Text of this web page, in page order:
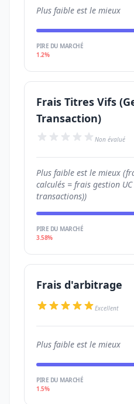
Plus faible est le mieux
PIRE DU MARCHÉ
1.2%
Frais Titres Vifs
Transaction)
Non évalué
Plus faible est le mieux
calculés = frais gestion
transactions))
PIRE DU MARCHÉ
3.58%
Frais d'arbitrage
Excellent
Plus faible est le mieux
PIRE DU MARCHÉ
1.5%